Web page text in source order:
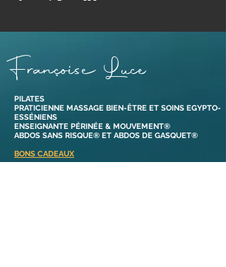
Françoise Luce
PILATES
PRATICIENNE MASSAGE BIEN-ÊTRE ET SOINS EGYPTO-
ESSÉNIENS
ENSEIGNANTE PÉRINÉE & MOUVEMENT®
ABDOS SANS RISQUE® ET ABDOS DE GASQUET®
BONS CADEAUX